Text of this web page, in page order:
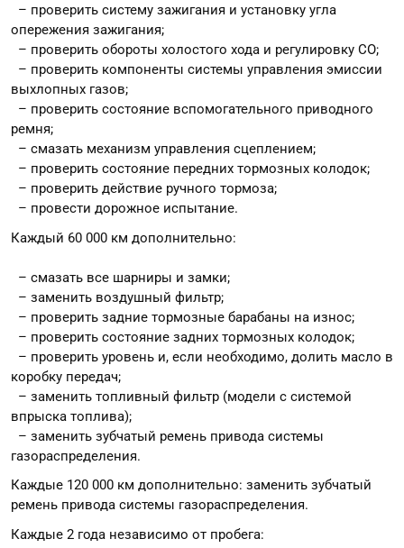
– проверить систему зажигания и установку угла
опережения зажигания;
– проверить обороты холостого хода и регулировку СО;
– проверить компоненты системы управления эмиссии
выхлопных газов;
– проверить состояние вспомогательного приводного
ремня;
– смазать механизм управления сцеплением;
– проверить состояние передних тормозных колодок;
– проверить действие ручного тормоза;
– провести дорожное испытание.
Каждый 60 000 км дополнительно:
– смазать все шарниры и замки;
– заменить воздушный фильтр;
– проверить задние тормозные барабаны на износ;
– проверить состояние задних тормозных колодок;
– проверить уровень и, если необходимо, долить масло в
коробку передач;
– заменить топливный фильтр (модели с системой
впрыска топлива);
– заменить зубчатый ремень привода системы
газораспределения.
Каждые 120 000 км дополнительно: заменить зубчатый
ремень привода системы газораспределения.
Каждые 2 года независимо от пробега: